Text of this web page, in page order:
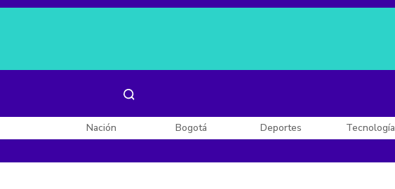
Posesión de De
Nación Bogotá Deportes Tecnología